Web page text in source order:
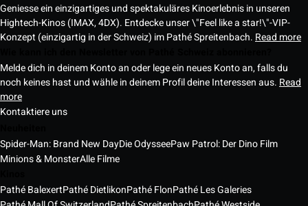
Geniesse ein einzigartiges und spektakuläres Kinoerlebnis in unseren
Hightech-Kinos (IMAX, 4DX). Entdecke unser \"Feel like a star!\"-VIP-
Konzept (einzigartig in der Schweiz) im Pathé Spreitenbach. Read more
Melde dich in deinem Konto an oder lege ein neues Konto an, falls du
noch keines hast und wähle in deinem Profil deine Interessen aus. Read
more
Kontaktiere uns
Spider-Man: Brand New DayDie OdysseePaw Patrol: Der Dino Film
Minions & MonsterAlle Filme
Pathé BalexertPathé DietlikonPathé FlonPathé Les Galeries